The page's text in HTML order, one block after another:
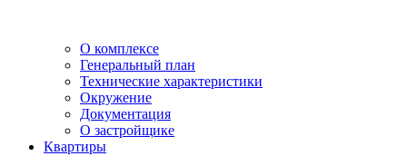
О комплексе
Генеральный план
Технические характеристики
Окружение
Документация
О застройщике
Квартиры